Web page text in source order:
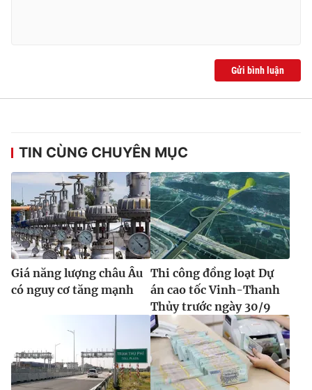
Gửi bình luận
TIN CÙNG CHUYÊN MỤC
Giá năng lượng châu Âu
có nguy cơ tăng mạnh
Thi công đồng loạt Dự
án cao tốc Vinh-Thanh
Thủy trước ngày 30/9